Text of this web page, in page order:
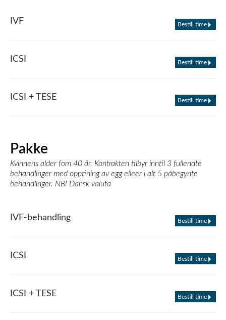
IVF Bestill time
ICSI Bestill time
ICSI + TESE Bestill time
Pakke
Kvinnens alder fom 40 år. Kontrakten tilbyr inntil 3 fullendte
behandlinger med opptining av egg elleer i alt 5 påbegynte
behandlinger. NB! Dansk valuta
IVF-behandling Bestill time
ICSI Bestill time
ICSI + TESE Bestill time